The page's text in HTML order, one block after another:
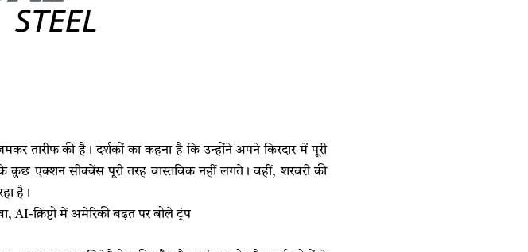
तारीफ की है। दर्शकों का कहना है कि उन्होंने अपने किरदार में पूरी
कुछ एक्शन सीक्वेंस पूरी तरह वास्तविक नहीं लगते। वहीं, शरवरी की
है।
क्रिप्टो में अमेरिकी बढ़त पर बोले ट्रंप